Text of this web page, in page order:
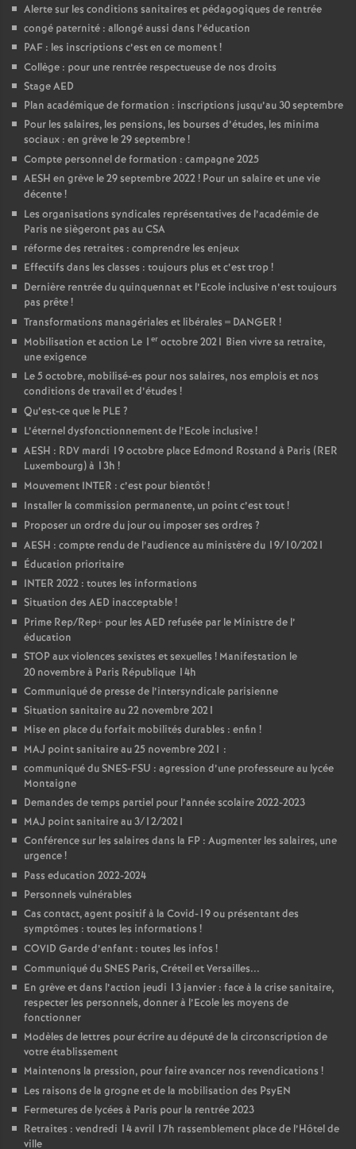
e
S
e
c
o
n
d
d
e
g
r
é
O
r
é
a
s
T
o
r
Alerte sur les conditions sanitaires et pédagogiques de rentrée
congé paternité : allongé aussi dans l’éducation
PAF : les inscriptions c’est en ce moment!
Collège : pour une rentrée respectueuse de nos droits
Stage AED
Plan académique de formation : inscriptions jusqu’au 30 septembre
Pour les salaires, les pensions, les bourses d’études, les minima
sociaux : en grève le 29 septembre!
Compte personnel de formation : campagne 2025
AESH en grève le 29 septembre 2022! Pour un salaire et une vie
décente!
Les organisations syndicales représentatives de l’académie de
Paris ne siègeront pas au CSA
réforme des retraites : comprendre les enjeux
Effectifs dans les classes : toujours plus et c’est trop!
Dernière rentrée du quinquennat et l’Ecole inclusive n’est toujours
pas prête!
Transformations managériales et libérales = DANGER !
Mobilisation et action Le 1 er octobre 2021 Bien vivre sa retraite,
une exigence
Le 5 octobre, mobilisé-es pour nos salaires, nos emplois et nos
conditions de travail et d’études !
Qu’est-ce que le PLE ?
L’éternel dysfonctionnement de l’Ecole inclusive!
AESH : RDV mardi 19 octobre place Edmond Rostand à Paris (RER
Luxembourg) à 13h !
Mouvement INTER : c’est pour bientôt!
Installer la commission permanente, un point c’est tout!
Proposer un ordre du jour ou imposer ses ordres ?
AESH : compte rendu de l’audience au ministère du 19/10/2021
Éducation prioritaire
INTER 2022 : toutes les informations
Situation des AED inacceptable!
Prime Rep/Rep+ pour les AED refusée par le Ministre de l’
éducation
STOP aux violences sexistes et sexuelles ! Manifestation le
20 novembre à Paris République 14h
Communiqué de presse de l’intersyndicale parisienne
Situation sanitaire au 22 novembre 2021
Mise en place du forfait mobilités durables : enfin !
MAJ point sanitaire au 25 novembre 2021 :
communiqué du SNES-FSU : agression d’une professeure au lycée
Montaigne
Demandes de temps partiel pour l’année scolaire 2022-2023
MAJ point sanitaire au 3/12/2021
Conférence sur les salaires dans la FP : Augmenter les salaires, une
urgence!
Pass education 2022-2024
Personnels vulnérables
Cas contact, agent positif à la Covid-19 ou présentant des
symptômes : toutes les informations !
COVID Garde d’enfant : toutes les infos !
Communiqué du SNES Paris, Créteil et Versailles...
En grève et dans l’action jeudi 13 janvier : face à la crise sanitaire,
respecter les personnels, donner à l’Ecole les moyens de
fonctionner
Modèles de lettres pour écrire au député de la circonscription de
votre établissement
Maintenons la pression, pour faire avancer nos revendications !
Les raisons de la grogne et de la mobilisation des PsyEN
Fermetures de lycées à Paris pour la rentrée 2023
Retraites : vendredi 14 avril 17h rassemblement place de l’Hôtel de
ville